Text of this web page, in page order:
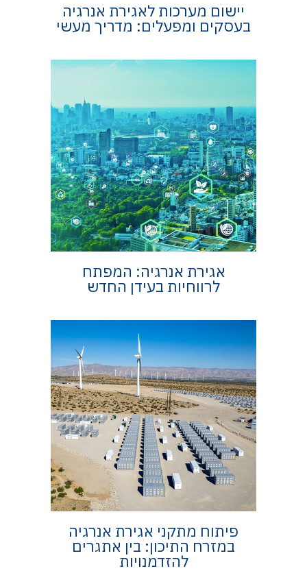
יישום מערכות לאגירת אנרגיה
בעסקים ומפעלים: מדריך מעשי
אגירת אנרגיה: המפתח
לרווחיות בעידן החדש
פיתוח מתקני אגירת אנרגיה
במזרח התיכון: בין אתגרים
להזדמנויות